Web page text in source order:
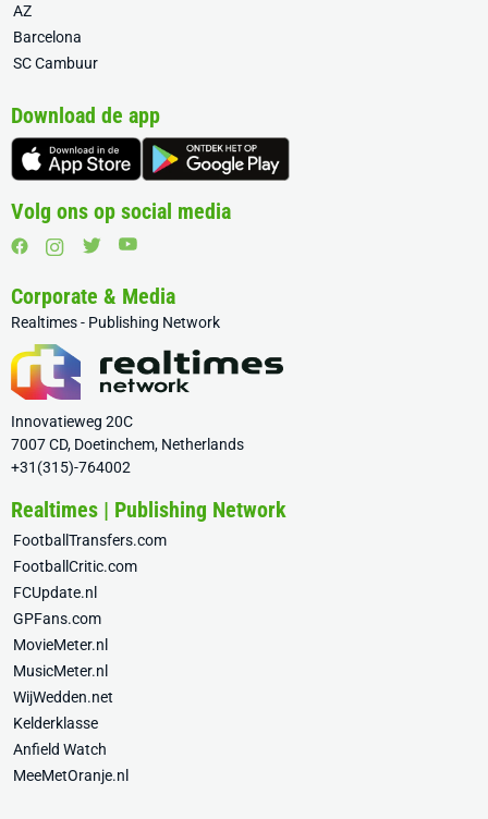
AZ
Barcelona
SC Cambuur
Download de app
Volg ons op social media
Corporate & Media
Realtimes - Publishing Network
Innovatieweg 20C
7007 CD, Doetinchem, Netherlands
+31(315)-764002
Realtimes | Publishing Network
FootballTransfers.com
FootballCritic.com
FCUpdate.nl
GPFans.com
MovieMeter.nl
MusicMeter.nl
WijWedden.net
Kelderklasse
Anfield Watch
MeeMetOranje.nl